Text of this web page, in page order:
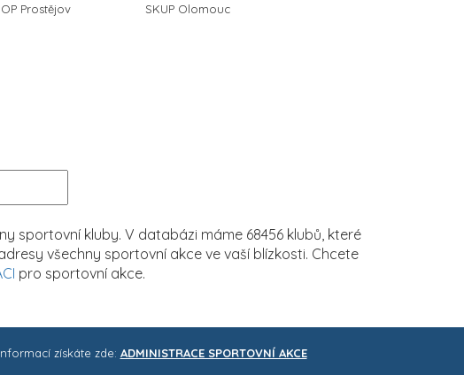
Prostějov SKUP Olomouc
sportovní kluby. V databázi máme 68456 klubů, které
všechny sportovní akce ve vaší blízkosti. Chcete
pro sportovní akce.
získáte zde: ADMINISTRACE SPORTOVNÍ AKCE